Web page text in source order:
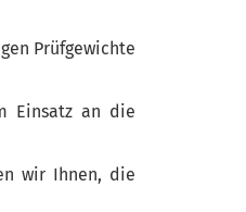
Prüfgewichte
Einsatz an die
wir Ihnen, die